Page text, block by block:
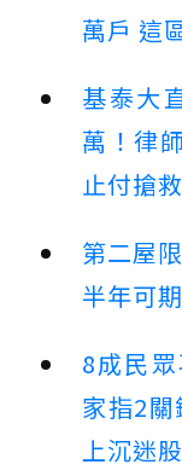
萬戶 這
基泰大
萬！律
止付搶
第二屋
半年可
8成民
家指2
上沉迷